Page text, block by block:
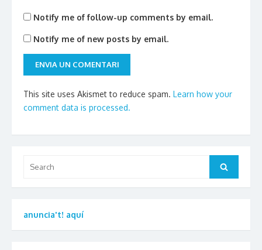
Notify me of follow-up comments by email.
Notify me of new posts by email.
This site uses Akismet to reduce spam. Learn how your
comment data is processed.
for:
Search
anuncia't! aquí